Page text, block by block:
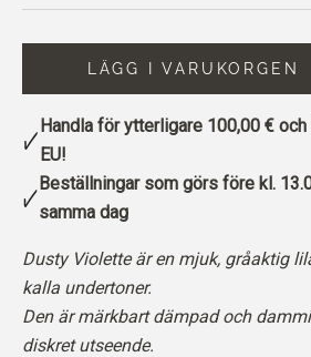
LÄGG I VARUKORGEN
Handla för ytterligare 100,00 €och
EU!
Beställningar som görs före kl.
samma dag
Dusty Violette är en mjuk, gråaktig
kalla undertoner.
Den är märkbart dämpad och
diskret utseende.